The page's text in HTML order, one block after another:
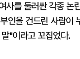
사를 둘러싼 각종 논
인을 건드린 사람이
"이라고 꼬집었다.